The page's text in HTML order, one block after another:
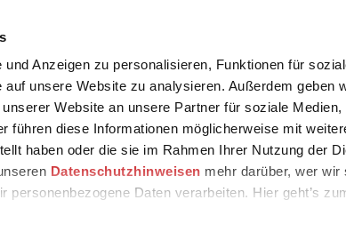
Anzeigen zu personalisieren, Funktionen für
unsere Website zu analysieren. Außerdem geben
Website an unsere Partner für soziale Medien,
führen diese Informationen möglicherweise mit
haben oder die sie im Rahmen Ihrer Nutzung der
Datenschutzhinweisen mehr darüber, wer wir
personenbezogene Daten verarbeiten. Hier geht’s